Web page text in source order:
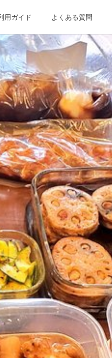
用ガイド よくある質問